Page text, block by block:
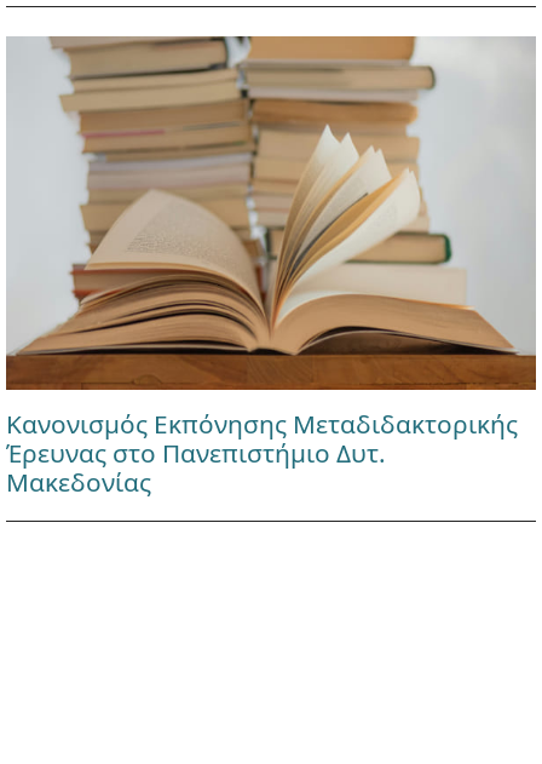
Κανονισμός Εκπόνησης Μεταδιδακτορικής
Έρευνας στο Πανεπιστήμιο Δυτ.
Μακεδονίας